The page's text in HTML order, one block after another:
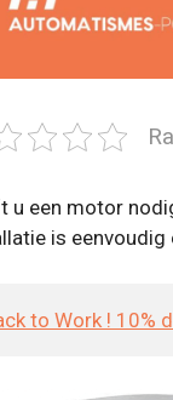
u een motor
is eenvoudig
to Work ! 10%